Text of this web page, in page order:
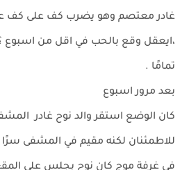
غادر معتصم وهو يضرب كف على كف
،ايعقل وقع بالحب في اقل من اسبوع
تمامًا .
بعد مرور اسبوع
كان الوضع استقر والد نوح غادر
للاطمئنان لكنه مقيم في المشفى سرًا
في غرفة موج كان نوح يجلس على